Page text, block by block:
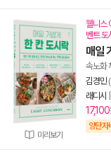
미리보기
웰니스
벤트 도
매일
속노화
김경민(
래디시
17,100
양탄자